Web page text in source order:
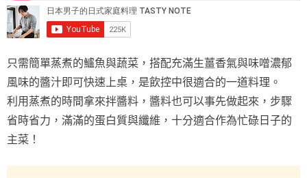
只需簡單蒸煮的鱸魚與蔬菜，搭配充滿生薑香氣與味噌濃郁
風味的醬汁即可快速上桌，是飲控中很適合的一道料理。
利用蒸煮的時間拿來拌醬料，醬料也可以事先做起來，步驟
省時省力，滿滿的蛋白質與纖維，十分適合作為忙碌日子的
主菜！